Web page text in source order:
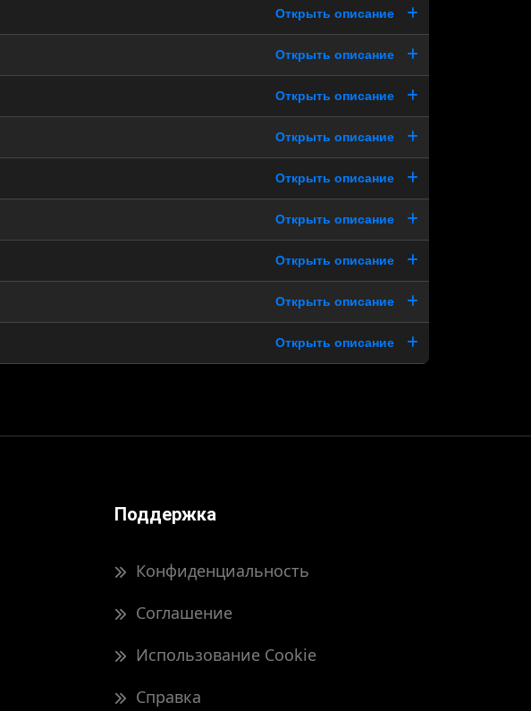
Открыть описание
Открыть описание
Открыть описание
Открыть описание
Открыть описание
Открыть описание
Открыть описание
Открыть описание
Открыть описание
Поддержка
Конфиденциальность
Соглашение
Использование Cookie
Справка